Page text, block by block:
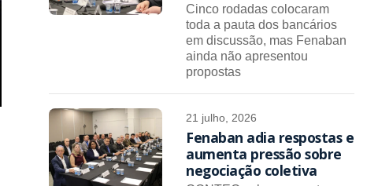
Cinco rodadas colocaram
toda a pauta dos bancários
em discussão, mas Fenaban
ainda não apresentou
propostas
21 julho, 2026
Fenaban adia respostas e
aumenta pressão sobre
negociação coletiva